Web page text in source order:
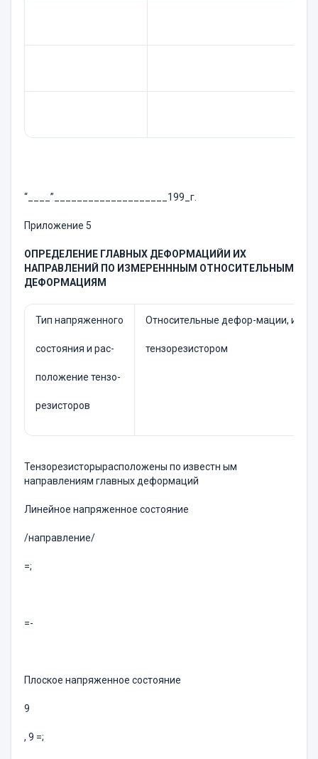
“____”____________________199_г.
Приложение 5
ОПРЕДЕЛЕНИЕ ГЛАВНЫХ ДЕФОРМАЦИЙ И ИХ
НАПРАВЛЕНИЙ ПО ИЗМЕРЕНННЫМ ОТНОСИТЕЛЬНЫМ
ДЕФОРМАЦИЯМ
Тип напряженного
состояния и рас-
положение тензо-
резисторов
Относительные дефор-мации,
тензорезистором
Тензорезисторырасположены по известн ым
направлениям главных деформаций
Линейное напряженное состояние
/направление/
=;
=-
Плоское напряженное состояние
9
, 9 =;